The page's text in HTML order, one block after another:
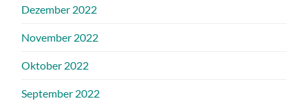
Dezember 2022
November 2022
Oktober 2022
September 2022